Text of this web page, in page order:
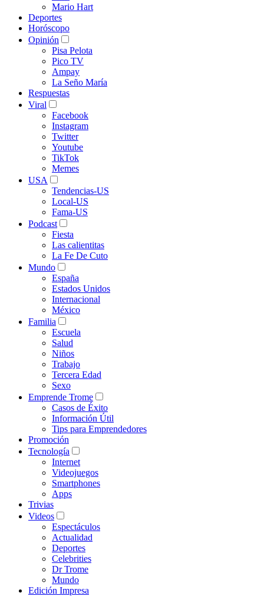
Mario Hart
Deportes
Horóscopo
Opinión
Pisa Pelota
Pico TV
Ampay
La Seño María
Respuestas
Viral
Facebook
Instagram
Twitter
Youtube
TikTok
Memes
USA
Tendencias-US
Local-US
Fama-US
Podcast
Fiesta
Las calientitas
La Fe De Cuto
Mundo
España
Estados Unidos
Internacional
México
Familia
Escuela
Salud
Niños
Trabajo
Tercera Edad
Sexo
Emprende Trome
Casos de Éxito
Información Útil
Tips para Emprendedores
Promoción
Tecnología
Internet
Videojuegos
Smartphones
Apps
Trivias
Videos
Espectáculos
Actualidad
Deportes
Celebrities
Dr Trome
Mundo
Edición Impresa